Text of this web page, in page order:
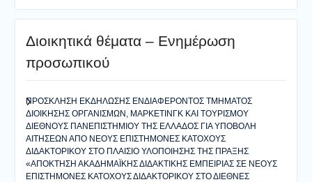
Διοικητικά θέματα – Ενημέρωση
προσωπικού
ΠΡΟΣΚΛΗΣΗ ΕΚΔΗΛΩΣΗΣ ΕΝΔΙΑΦΕΡΟΝΤΟΣ ΤΜΗΜΑΤΟΣ
ΔΙΟΙΚΗΣΗΣ ΟΡΓΑΝΙΣΜΩΝ, ΜΑΡΚΕΤΙΝΓΚ ΚΑΙ ΤΟΥΡΙΣΜΟΥ
ΔΙΕΘΝΟΥΣ ΠΑΝΕΠΙΣΤΗΜΙΟΥ ΤΗΣ ΕΛΛΑΔΟΣ ΓΙΑ ΥΠΟΒΟΛΗ
ΑΙΤΗΣΕΩΝ ΑΠΟ ΝΕΟΥΣ ΕΠΙΣΤΗΜΟΝΕΣ ΚΑΤΟΧΟΥΣ
ΔΙΔΑΚΤΟΡΙΚΟΥ ΣΤΟ ΠΛΑΙΣΙΟ ΥΛΟΠΟΙΗΣΗΣ ΤΗΣ ΠΡΑΞΗΣ
«ΑΠΟΚΤΗΣΗ ΑΚΑΔΗΜΑΪΚΗΣ ΔΙΔΑΚΤΙΚΗΣ ΕΜΠΕΙΡΙΑΣ ΣΕ ΝΕΟΥΣ
ΕΠΙΣΤΗΜΟΝΕΣ ΚΑΤΟΧΟΥΣ ΔΙΔΑΚΤΟΡΙΚΟΥ ΣΤΟ ΔΙΕΘΝΕΣ